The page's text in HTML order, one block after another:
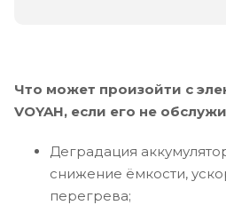
Что может произойти с
VOYAH, если его не
Деградация
снижение ёмкости,
перегрева;